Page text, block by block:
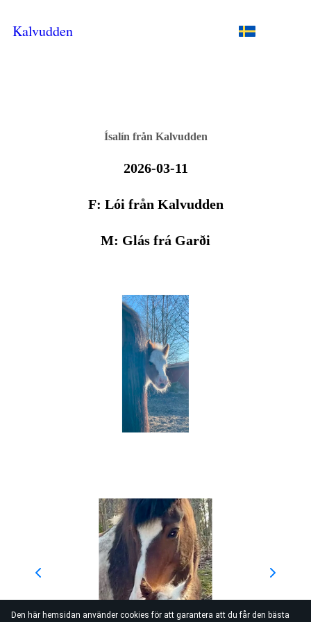
Den här hemsidan använder cookies för att garantera att du får den bästa
Kalvudden
Ísalín från Kalvudden
2026-03-11
F: Lói från Kalvudden
M: Glás frá Garði